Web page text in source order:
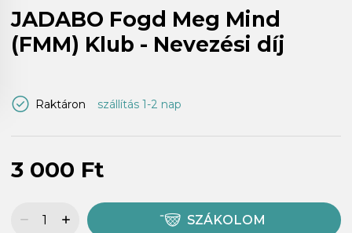
JADABO Fogd Meg Mind
(FMM) Klub - Nevezési díj
Raktáron szállítás 1-2 nap
3 000 Ft
SZÁKOLOM